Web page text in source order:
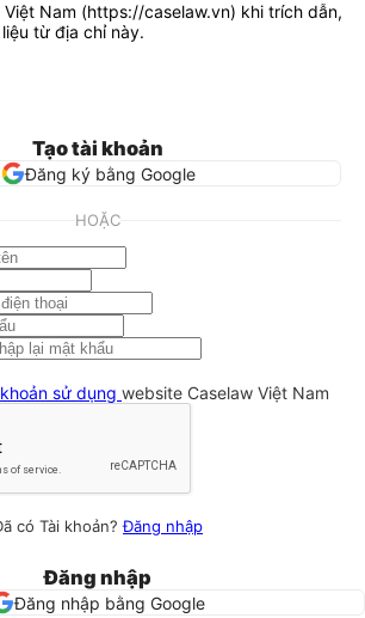
Việt Nam (https://caselaw.vn) khi trích dẫn,
từ địa chỉ này.
Tạo tài khoản
Đăng ký bằng Google
HOẶC
sử dụng website Caselaw Việt Nam
có Tài khoản?Đăng nhập
Đăng nhập
Đăng nhập bằng Google